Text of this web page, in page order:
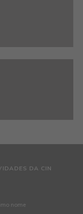
DA CIN